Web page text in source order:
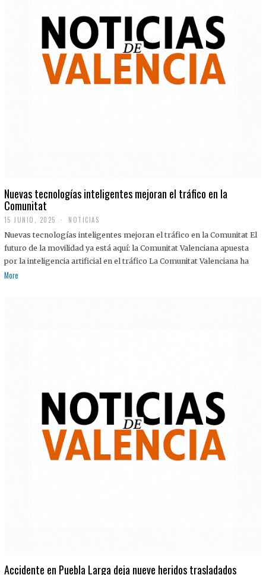
Nuevas tecnologías inteligentes mejoran el tráfico en la
Comunitat
15 JUNIO, 2025 NOTICIAS
Nuevas tecnologías inteligentes mejoran el tráfico en la Comunitat El
futuro de la movilidad ya está aquí: la Comunitat Valenciana apuesta
por la inteligencia artificial en el tráfico La Comunitat Valenciana ha
More
Accidente en Puebla Larga deja nueve heridos trasladados